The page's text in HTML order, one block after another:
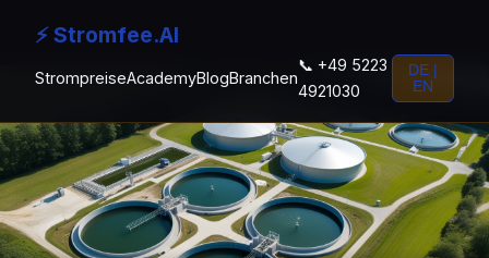
⚡ Stromfee.AI
StrompreiseAcademyBlogBranchen
📞 +49 5223
4921030
DE |
EN